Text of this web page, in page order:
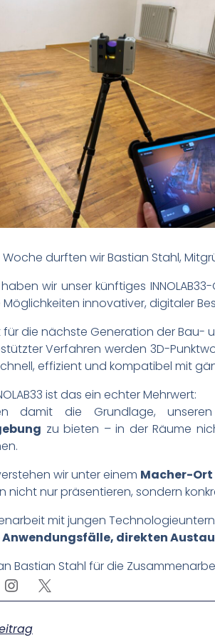
durften wir Bastian Stahl,
wir unser künftiges
Möglichkeiten innovativer, digitaler
die nächste Generation der Bau-
Verfahren werden 3D-
effizient und kompatibel mit
ist das ein echter Mehrwert:
damit die Grundlage,
zu bieten – in der Räume
wir unter einem Macher-
nicht nur präsentieren, sondern
mit jungen
direkten
Bastian Stahl für die